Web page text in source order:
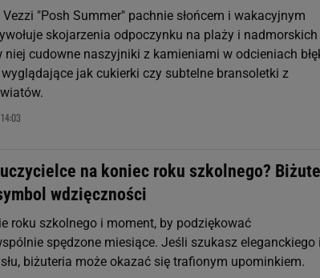
"Posh Summer" pachnie słońcem i wakacyjnym
skojarzenia odpoczynku na plaży i nadmorskich
cudowne naszyjniki z kamieniami w odcieniach
jak cukierki czy subtelne bransoletki z
na koniec roku szkolnego?
wdzięczności
roku szkolnego i moment, by podziękować
spędzone miesiące. Jeśli szukasz eleganckiego i
biżuteria może okazać się trafionym upominkiem.
lub dostęp do nich. Spersonalizowane reklamy i treści,
Lista Zaufanych Partnerów